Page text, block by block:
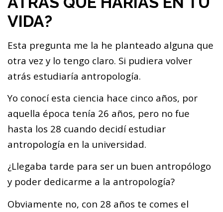
VIDA?
Esta pregunta me la he planteado alguna que
otra vez y lo tengo claro. Si pudiera volver
atrás estudiaría antropología.
Yo conocí esta ciencia hace cinco años, por
aquella época tenía 26 años, pero no fue
hasta los 28 cuando decidí estudiar
antropología en la universidad.
¿Llegaba tarde para ser un buen antropólogo
y poder dedicarme a la antropología?
Obviamente no, con 28 años te comes el